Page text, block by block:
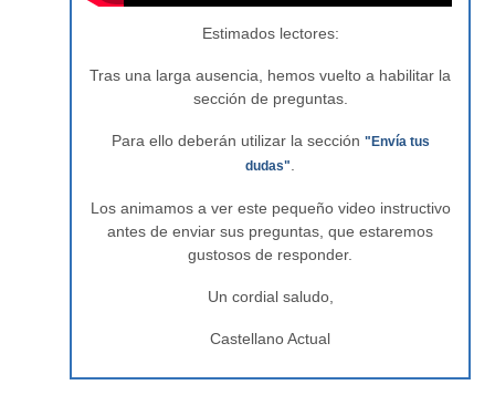
Estimados lectores:
Tras una larga ausencia, hemos vuelto a habilitar la
sección de preguntas.
Para ello deberán utilizar la sección "Envía tus
dudas"
Los animamos a ver este pequeño video instructivo
antes de enviar sus preguntas, que estaremos
gustosos de responder.
Un cordial saludo,
Castellano Actual